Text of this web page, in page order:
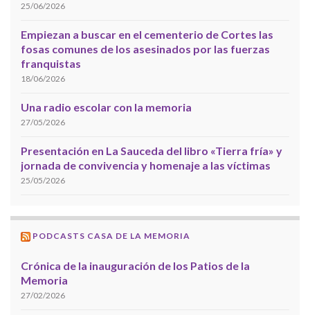
25/06/2026
Empiezan a buscar en el cementerio de Cortes las
fosas comunes de los asesinados por las fuerzas
franquistas
18/06/2026
Una radio escolar con la memoria
27/05/2026
Presentación en La Sauceda del libro «Tierra fría» y
jornada de convivencia y homenaje a las víctimas
25/05/2026
PODCASTS CASA DE LA MEMORIA
Crónica de la inauguración de los Patios de la
Memoria
27/02/2026